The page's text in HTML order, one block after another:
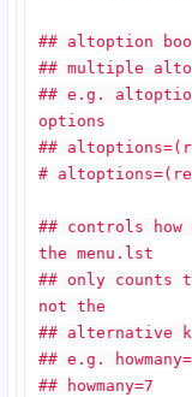
## altoption
## multiple
## e.g.
options
##
#
## controls how
the menu.lst
## only counts
not the
## alternative
## e.g.
## howmany=7